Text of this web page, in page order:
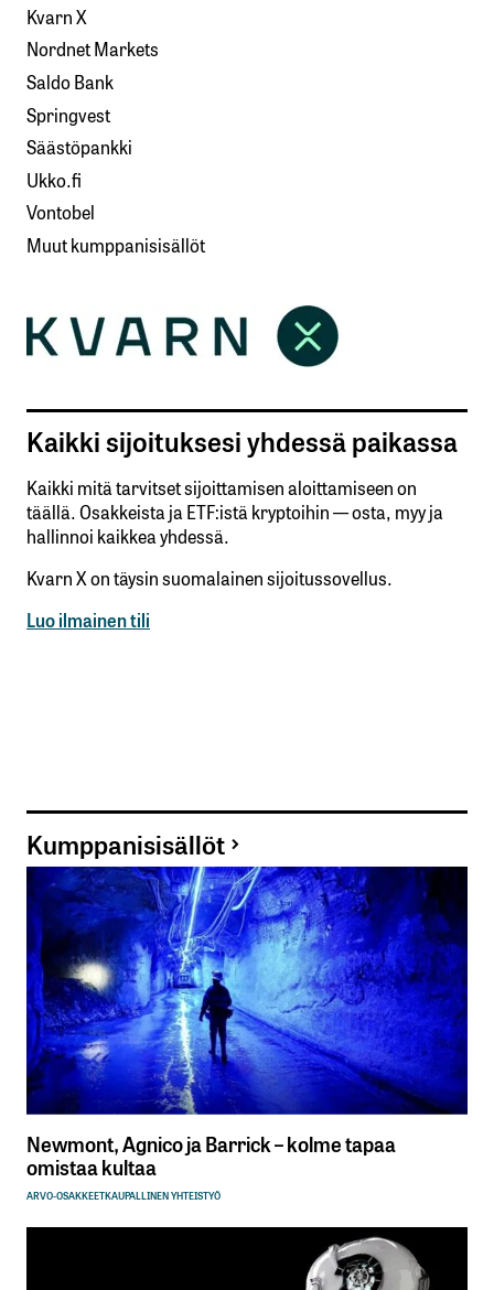
Kvarn X
Nordnet Markets
Saldo Bank
Springvest
Säästöpankki
Ukko.fi
Vontobel
Muut kumppanisisällöt
Kaikki sijoituksesi yhdessä paikassa
Kaikki mitä tarvitset sijoittamisen aloittamiseen on
täällä. Osakkeista ja ETF:istä kryptoihin — osta, myy ja
hallinnoi kaikkea yhdessä.
Kvarn X on täysin suomalainen sijoitussovellus.
Luo ilmainen tili
Kumppanisisällöt
Newmont, Agnico ja Barrick – kolme tapaa
omistaa kultaa
ARVO-OSAKKEETKAUPALLINEN YHTEISTYÖ